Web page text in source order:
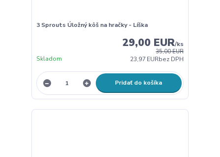
3 Sprouts Úložný kôš na hračky - Líška
35,00 EUR
29,00 EUR/ks
23,97 EURbez DPH
Skladom
Pridať do košíka